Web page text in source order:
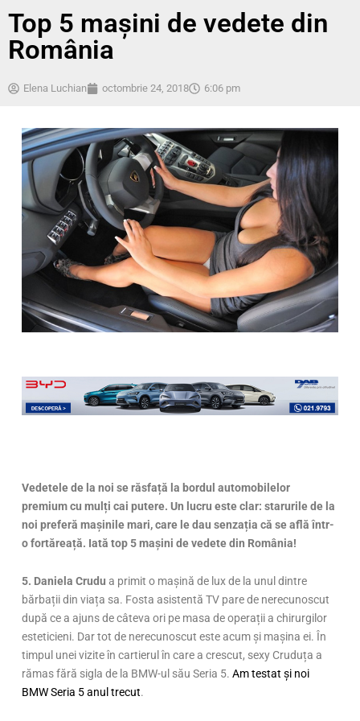
Top 5 mașini de vedete din
România
Elena Luchian octombrie 24, 2018 6:06 pm
Vedetele de la noi se răsfață la bordul automobilelor
premium cu mulți cai putere. Un lucru este clar: starurile de la
noi preferă mașinile mari, care le dau senzația că se află într-
o fortăreață. Iată top 5 mașini de vedete din România!
5. Daniela Crudu a primit o mașină de lux de la unul dintre
bărbații din viața sa. Fosta asistentă TV pare de nerecunoscut
după ce a ajuns de câteva ori pe masa de operații a chirurgilor
esteticieni. Dar tot de nerecunoscut este acum și mașina ei. În
timpul unei vizite în cartierul în care a crescut, sexy Cruduța a
rămas fără sigla de la BMW-ul său Seria 5.Am testat și noi
BMW Seria 5 anul trecut.